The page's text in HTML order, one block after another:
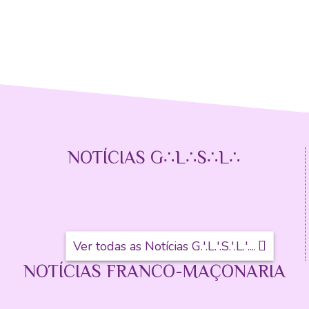
NOTÍCIAS G∴L∴S∴L∴
Ver todas as Notícias G.'.L.'.S.'.L.'....
NOTÍCIAS FRANCO-MAÇONARIA